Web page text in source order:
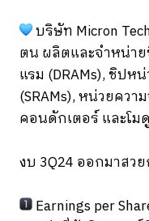
บริษัท Micron
ตน ผลิตและจำหน่า
แรม (DRAMs), ชิป
(SRAMs), หน่วยคว
คอนดักเตอร์ และโ
งบ 3Q24 ออกมาสว
Earnings per